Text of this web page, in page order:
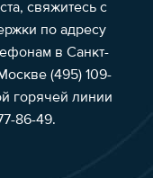
свяжитесь с
по адресу
в Санкт-
(495) 109-
горячей линии
86-49.